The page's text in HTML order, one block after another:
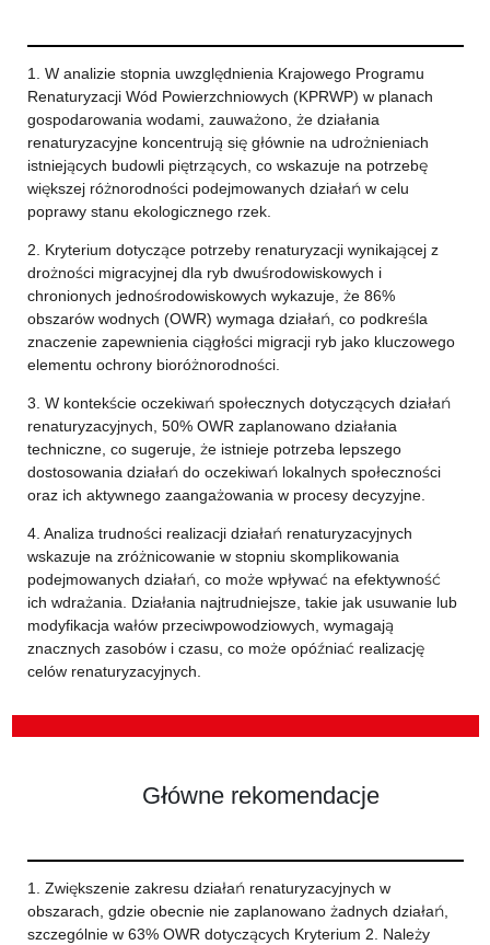
1. W analizie stopnia uwzględnienia Krajowego Programu
Renaturyzacji Wód Powierzchniowych (KPRWP) w planach
gospodarowania wodami, zauważono, że działania
renaturyzacyjne koncentrują się głównie na udrożnieniach
istniejących budowli piętrzących, co wskazuje na potrzebę
większej różnorodności podejmowanych działań w celu
poprawy stanu ekologicznego rzek.
2. Kryterium dotyczące potrzeby renaturyzacji wynikającej z
drożności migracyjnej dla ryb dwuśrodowiskowych i
chronionych jednośrodowiskowych wykazuje, że 86%
obszarów wodnych (OWR) wymaga działań, co podkreśla
znaczenie zapewnienia ciągłości migracji ryb jako kluczowego
elementu ochrony bioróżnorodności.
3. W kontekście oczekiwań społecznych dotyczących działań
renaturyzacyjnych, 50% OWR zaplanowano działania
techniczne, co sugeruje, że istnieje potrzeba lepszego
dostosowania działań do oczekiwań lokalnych społeczności
oraz ich aktywnego zaangażowania w procesy decyzyjne.
4. Analiza trudności realizacji działań renaturyzacyjnych
wskazuje na zróżnicowanie w stopniu skomplikowania
podejmowanych działań, co może wpływać na efektywność
ich wdrażania. Działania najtrudniejsze, takie jak usuwanie lub
modyfikacja wałów przeciwpowodziowych, wymagają
znacznych zasobów i czasu, co może opóźniać realizację
celów renaturyzacyjnych.
Główne rekomendacje
1. Zwiększenie zakresu działań renaturyzacyjnych w
obszarach, gdzie obecnie nie zaplanowano żadnych działań,
szczególnie w 63% OWR dotyczących Kryterium 2. Należy